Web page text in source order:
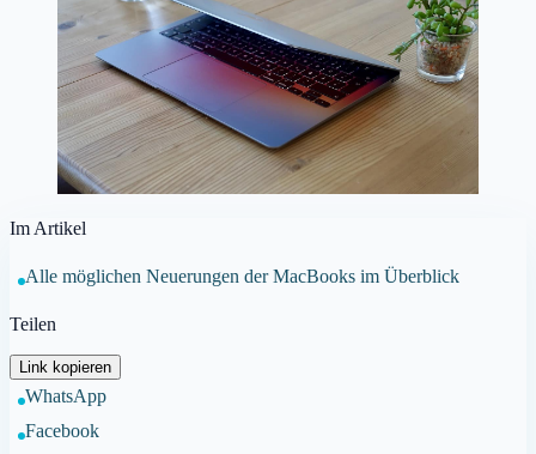
Im Artikel
Alle möglichen Neuerungen der MacBooks im Überblick
Teilen
Link kopieren
WhatsApp
Facebook